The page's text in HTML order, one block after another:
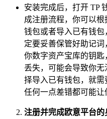
安装完成后，打开 TP
成注册流程，你可以
钱包或者导入已有钱
定要妥善保管好助记
你数字资产宝库的钥
丢失，可能会导致你
择导入已有钱包，就
任何一点差错都可能让
注册并完成欧意平台的